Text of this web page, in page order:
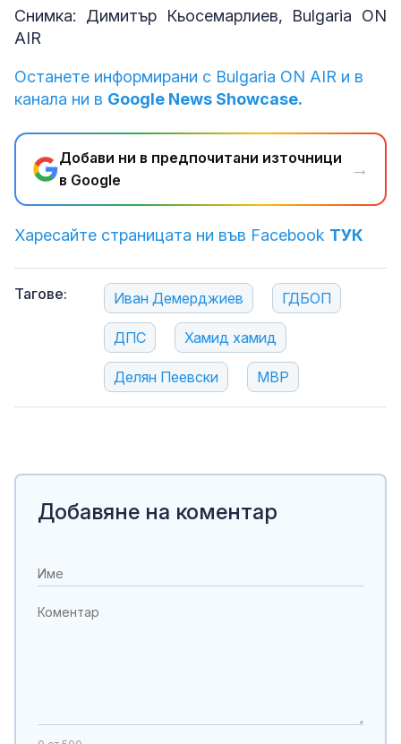
Снимка: Димитър Кьосемарлиев, Bulgaria ON
AIR
Останете информирани с Bulgaria ON AIR и в
канала ни в Google News Showcase.
Добави ни в предпочитани източници
в Google
→
Харесайте страницата ни във Facebook ТУК
Тагове: Иван Демерджиев ГДБОП
ДПС Хамид хамид
Делян Пеевски МВР
Добавяне на коментар